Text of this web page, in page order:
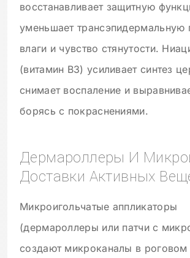
восстанавливает защитную
уменьшает трансэпидермальную
влаги и чувство стянутости.
(витамин B3) усиливает синтез
снимает воспаление и
борясь с покраснениями.
Дермароллеры И
Доставки Активных
Микроигольчатые аппликаторы
(дермароллеры или патчи с
создают микроканалы в роговом